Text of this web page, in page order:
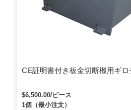
CE証明書付き板金切断機用ギ
$6,500.00/ピース
1個（最小注文）